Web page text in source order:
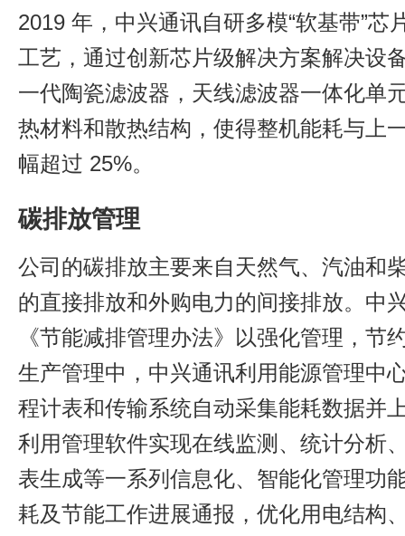
2019 年，中兴通讯自研多模“软基带”芯
工艺，通过创新芯片级解决方案解决设
一代陶瓷滤波器，天线滤波器一体化单
热材料和散热结构，使得整机能耗与上
幅超过 25%。
碳排放管理
公司的碳排放主要来自天然气、汽油和
的直接排放和外购电力的间接排放。中
《节能减排管理办法》以强化管理，节
生产管理中，中兴通讯利用能源管理中
程计表和传输系统自动采集能耗数据并
利用管理软件实现在线监测、统计分析
表生成等一系列信息化、智能化管理功
耗及节能工作进展通报，优化用电结构